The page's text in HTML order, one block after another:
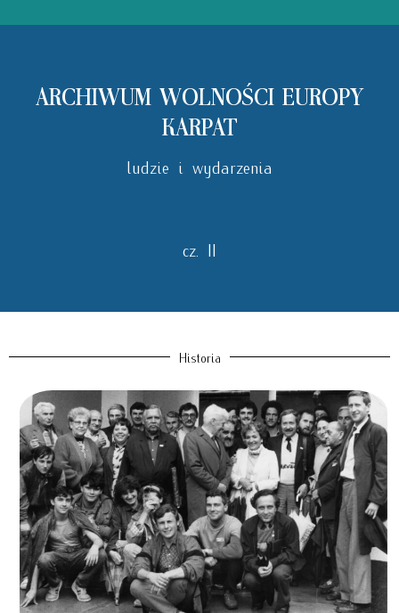
ARCHIWUM WOLNOŚCI EUROPY
KARPAT
ludzie i wydarzenia
cz. II
Historia